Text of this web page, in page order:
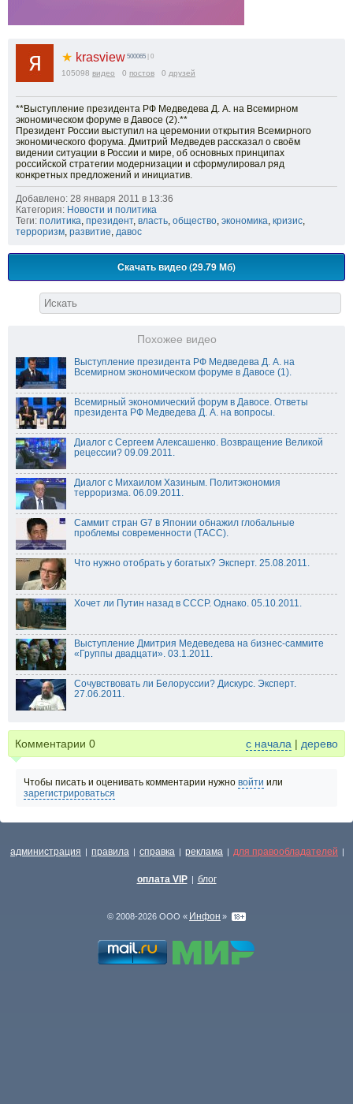
★ krasview 500065 | 0
105098 видео 0 постов 0 друзей
**Выступление президента РФ Медведева Д. А. на Всемирном
экономическом форуме в Давосе (2).**
Президент России выступил на церемонии открытия Всемирного
экономического форума. Дмитрий Медведев рассказал о своём
видении ситуации в России и мире, об основных принципах
российской стратегии модернизации и сформулировал ряд
конкретных предложений и инициатив.
Добавлено: 28 января 2011 в 13:36
Категория: Новости и политика
Теги: политика президент, власть общество экономика кризис
терроризм развитие давос
Скачать видео (29.79 Мб)
Похожее видео
Выступление президента РФ Медведева Д. А. на
Всемирном экономическом форуме в Давосе (1).
Всемирный экономический форум в Давосе. Ответы
президента РФ Медведева Д. А. на вопросы.
Диалог с Сергеем Алексашенко. Возвращение Великой
рецессии? 09.09.2011.
Диалог с Михаилом Хазиным. Политэкономия
терроризма. 06.09.2011.
Саммит стран G7 в Японии обнажил глобальные
проблемы современности (ТАСС).
Что нужно отобрать у богатых? Эксперт. 25.08.2011.
Хочет ли Путин назад в СССР. Однако. 05.10.2011.
Выступление Дмитрия Медеведева на бизнес-саммите
«Группы двадцати». 03.1.2011.
Сочувствовать ли Белоруссии? Дискурс. Эксперт.
27.06.2011.
Комментарии 0 с начала | дерево
Чтобы писать и оценивать комментарии нужно войти или
зарегистрироваться
администрация | правила | справка | реклама | для правообладателей |
оплата VIP | блог
© 2008-2026 ООО « Инфон »